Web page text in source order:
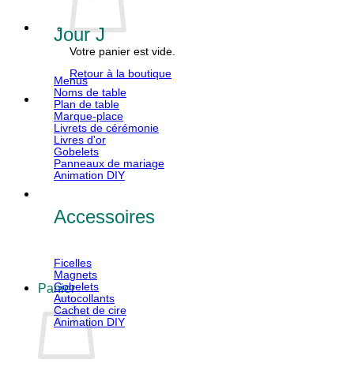
Votre panier est vide.
Retour à la boutique
Panier
Jour J
Menus
Noms de table
Plan de table
Marque-place
Livrets de cérémonie
Livres d'or
Gobelets
Panneaux de mariage
Animation DIY
Accessoires
Ficelles
Magnets
Gobelets
Autocollants
Cachet de cire
Animation DIY